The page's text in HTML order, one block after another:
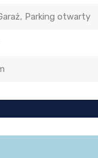
Parking otwarty